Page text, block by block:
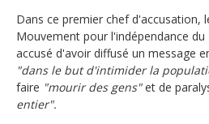
Dans ce premier chef d'accusation,
Mouvement pour l'indépendance
accusé d'avoir diffusé un message
"dans le but d'intimider la
faire "mourir des gens"et de
entier".